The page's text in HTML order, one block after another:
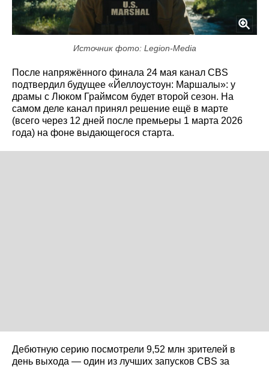
Источник фото: Legion-Media
После напряжённого финала 24 мая канал CBS
подтвердил будущее «Йеллоустоун: Маршалы»: у
драмы с Люком Граймсом будет второй сезон. На
самом деле канал принял решение ещё в марте
(всего через 12 дней после премьеры 1 марта 2026
года) на фоне выдающегося старта.
Дебютную серию посмотрели 9,52 млн зрителей в
день выхода — один из лучших запусков CBS за